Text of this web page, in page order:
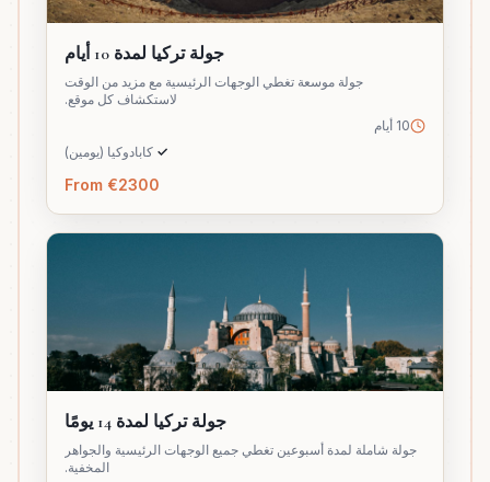
جولة تركيا لمدة 10 أيام
جولة موسعة تغطي الوجهات الرئيسية مع مزيد من الوقت
لاستكشاف كل موقع.
10 أيام
✓ كابادوكيا (يومين)
From €2300
جولة تركيا لمدة 14 يومًا
جولة شاملة لمدة أسبوعين تغطي جميع الوجهات الرئيسية والجواهر
المخفية.